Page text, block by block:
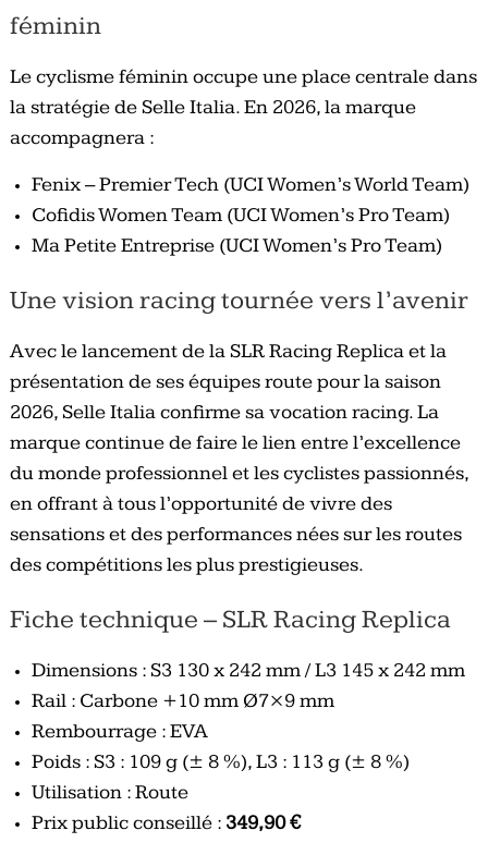
féminin
Le cyclisme féminin occupe une place centrale dans
la stratégie de Selle Italia. En 2026, la marque
accompagnera :
Fenix – Premier Tech (UCI Women’s World Team)
Cofidis Women Team (UCI Women’s Pro Team)
Ma Petite Entreprise (UCI Women’s Pro Team)
Une vision racing tournée vers l’avenir
Avec le lancement de la SLR Racing Replica et la
présentation de ses équipes route pour la saison
2026, Selle Italia confirme sa vocation racing. La
marque continue de faire le lien entre l’excellence
du monde professionnel et les cyclistes passionnés,
en offrant à tous l’opportunité de vivre des
sensations et des performances nées sur les routes
des compétitions les plus prestigieuses.
Fiche technique – SLR Racing Replica
Dimensions : S3 130 x 242 mm / L3 145 x 242 mm
Rail : Carbone +10 mm Ø7×9 mm
Rembourrage : EVA
Poids : S3 : 109 g (± 8 %), L3 : 113 g (± 8 %)
Utilisation : Route
Prix public conseillé : 349,90 €